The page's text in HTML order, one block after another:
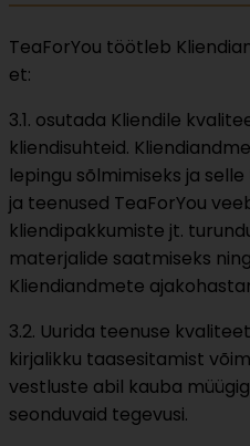
TeaForYou töötleb
et:
3.1. osutada Kliendile
kliendisuhteid.
lepingu sõlmimiseks ja
ja teenused TeaForYou
kliendipakkumiste jt.
materjalide saatmiseks
Kliendiandmete
3.2. Uurida teenuse
kirjalikku taasesitamist
vestluste abil kauba
seonduvaid tegevusi.